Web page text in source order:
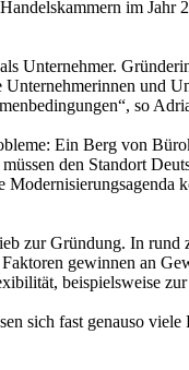
im
Unternehmer.
und
so
Ein Berg von
den Standort
zur Gründung. In
gewinnen an
beispielsweise
sich fast genauso